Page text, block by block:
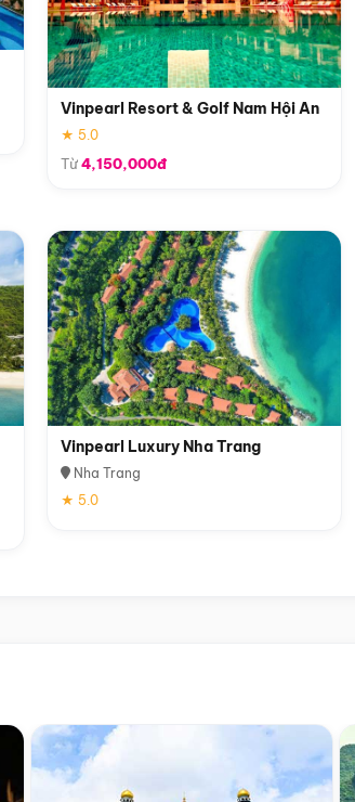
Vinpearl Resort & Golf Nam Hội An
★ 5.0
Từ4,150,000đ
Vinpearl Luxury Nha Trang
Nha Trang
★ 5.0